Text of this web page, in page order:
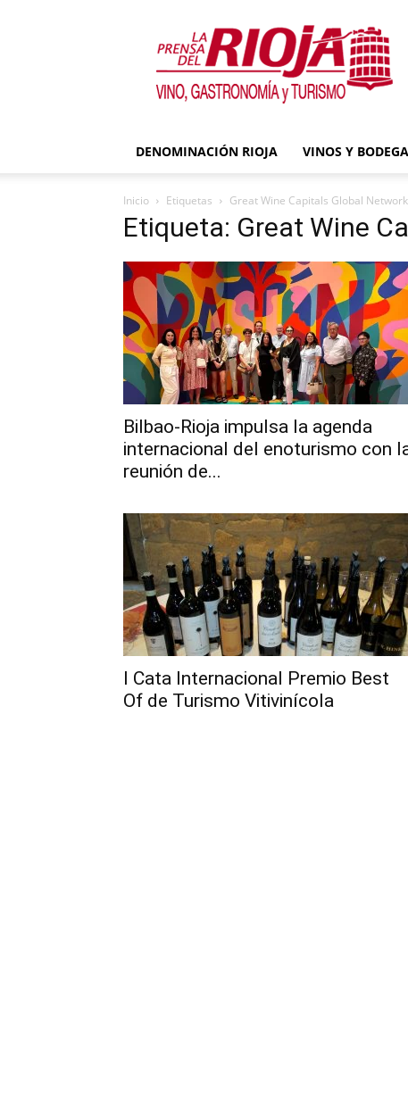
La
Prensa
del
Rioja
DENOMINACIÓN RIOJA VINOS Y
Inicio Etiquetas Great Wine Capitals Global Network
Etiqueta: Great Wine
Bilbao-Rioja impulsa la agenda
internacional del enoturismo con
reunión de...
I Cata Internacional Premio Best
Of de Turismo Vitivinícola